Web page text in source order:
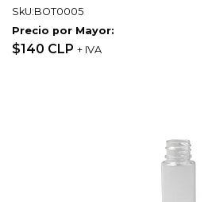
SkU:BOT0005
Precio por Mayor:
$140 CLP + IVA